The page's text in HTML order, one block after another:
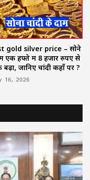
gold silver price – सोने
एक हफ्ते में 8 हजार रुपए से
जानिए चांदी कहाँ पर ?
16, 2026